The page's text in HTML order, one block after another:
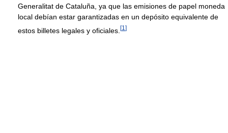
Generalitat de Cataluña, ya que las emisiones de papel moneda
local debían estar garantizadas en un depósito equivalente de
estos billetes legales y oficiales. [1 ]